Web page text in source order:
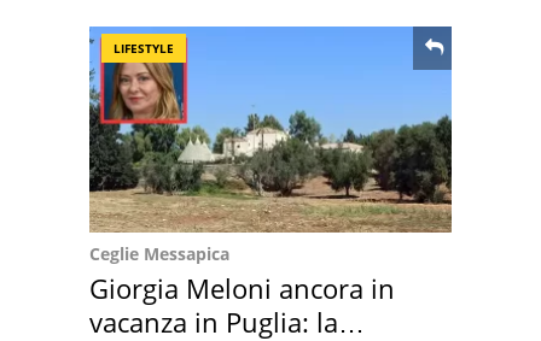
LIFESTYLE
Ceglie Messapica
Giorgia Meloni ancora in
vacanza in Puglia: la